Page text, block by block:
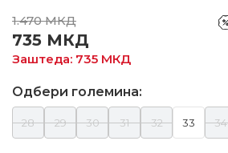
1.470 МКД
735 МКД
Заштеда: 735 МКД
Одбери големина:
28 29 30 31 32 33 34